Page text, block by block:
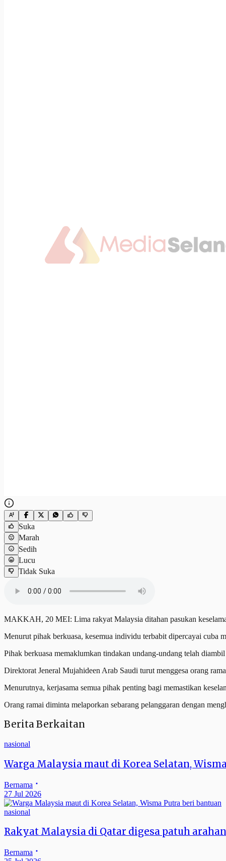
Suka
Marah
Sedih
Lucu
Tidak Suka
MAKKAH, 20 MEI: Lima rakyat Malaysia ditahan pasukan
Menurut pihak berkuasa, kesemua individu terbabit dipercayai cuba
Pihak berkuasa memaklumkan tindakan undang-undang telah diambil
Direktorat Jeneral Mujahideen Arab Saudi turut menggesa orang
Menurutnya, kerjasama semua pihak penting bagi memastikan
Orang ramai diminta melaporkan sebarang pelanggaran dengan
Berita Berkaitan
nasional
Warga Malaysia maut di Korea Selatan,
Bernama
27 Jul 2026
nasional
Rakyat Malaysia di Qatar digesa patuh
Bernama